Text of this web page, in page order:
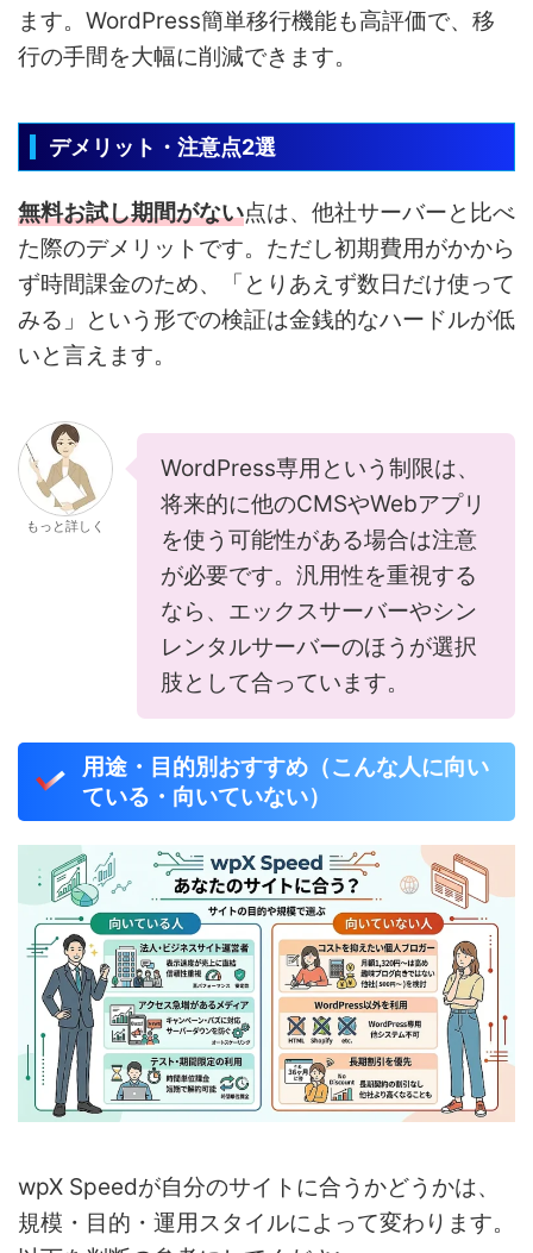
ます。WordPress簡単移行機能も高評価で、移
行の手間を大幅に削減できます。
デメリット・注意点2選
無料お試し期間がない点は、他社サーバーと比べ
た際のデメリットです。ただし初期費用がかから
ず時間課金のため、「とりあえず数日だけ使って
みる」という形での検証は金銭的なハードルが低
いと言えます。
もっと詳しく
WordPress専用という制限は、
将来的に他のCMSやWebアプリ
を使う可能性がある場合は注意
が必要です。汎用性を重視する
なら、エックスサーバーやシン
レンタルサーバーのほうが選択
肢として合っています。
用途・目的別おすすめ（こんな人に向い
ている・向いていない）
wpX Speedが自分のサイトに合うかどうかは、
規模・目的・運用スタイルによって変わります。